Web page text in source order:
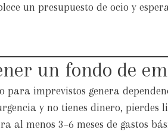
un presupuesto de ocio y
un fondo de
para imprevistos genera
y no tienes dinero, pierdes
al menos 3–6 meses de gastos